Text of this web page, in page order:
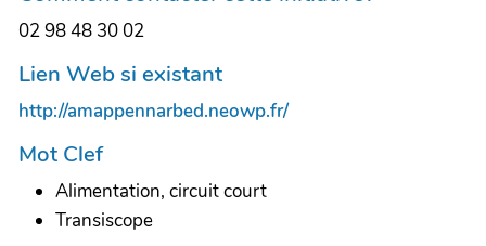
02 98 48 30 02
Lien Web si existant
http://amappennarbed.neowp.fr/
Mot Clef
Alimentation, circuit court
Transiscope